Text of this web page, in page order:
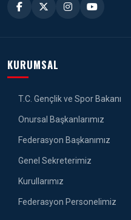
KURUMSAL
T.C. Gençlik ve Spor Bakanı
Onursal Başkanlarımız
Federasyon Başkanımız
Genel Sekreterimiz
Kurullarımız
Federasyon Personelimiz